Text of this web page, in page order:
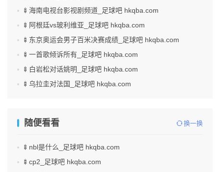
🍢海南电视台影视剧频道_足球吧 hkqba.com
🍢阿根廷vs玻利维亚_足球吧 hkqba.com
🍢东京奥运会男子百米决赛成绩_足球吧 hkqba.com
🍢一首歌倾诉所有_足球吧 hkqba.com
🍢白岩松对话姚明_足球吧 hkqba.com
🍢乌拉圭对法国_足球吧 hkqba.com
随便看看 换一换
🍢nbl是什么_足球吧 hkqba.com
🍢cp2_足球吧 hkqba.com